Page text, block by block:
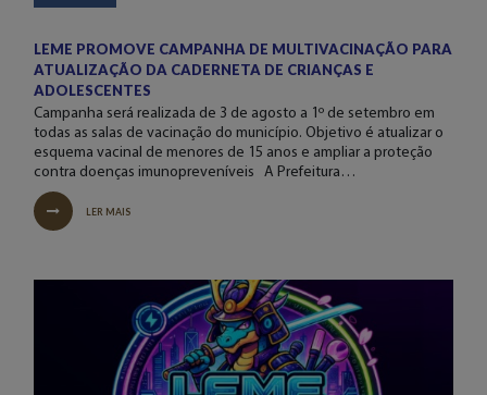
LEME PROMOVE CAMPANHA DE MULTIVACINAÇÃO PARA
ATUALIZAÇÃO DA CADERNETA DE CRIANÇAS E
ADOLESCENTES
Campanha será realizada de 3 de agosto a 1º de setembro em
todas as salas de vacinação do município. Objetivo é atualizar o
esquema vacinal de menores de 15 anos e ampliar a proteção
contra doenças imunopreveníveis A Prefeitura…
LER MAIS